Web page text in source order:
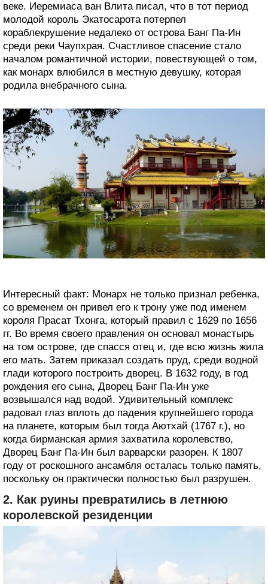
веке. Иеремиаса ван Влита писал, что в тот период
молодой король Экатосарота потерпел
кораблекрушение недалеко от острова Банг Па-Ин
среди реки Чаупхрая. Счастливое спасение стало
началом романтичной истории, повествующей о том,
как монарх влюбился в местную девушку, которая
родила внебрачного сына.
Интересный факт: Монарх не только признал ребенка,
со временем он привел его к трону уже под именем
короля Прасат Тхонга, который правил с 1629 по 1656
гг. Во время своего правления он основал монастырь
на том острове, где спасся отец и, где всю жизнь жила
его мать. Затем приказал создать пруд, среди водной
глади которого построить дворец. В 1632 году, в год
рождения его сына, Дворец Банг Па-Ин уже
возвышался над водой. Удивительный комплекс
радовал глаз вплоть до падения крупнейшего города
на планете, которым был тогда Аютхай (1767 г.), но
когда бирманская армия захватила королевство,
Дворец Банг Па-Ин был варварски разорен. К 1807
году от роскошного ансамбля осталась только память,
поскольку он практически полностью был разрушен.
2. Как руины превратились в летнюю
королевской резиденции